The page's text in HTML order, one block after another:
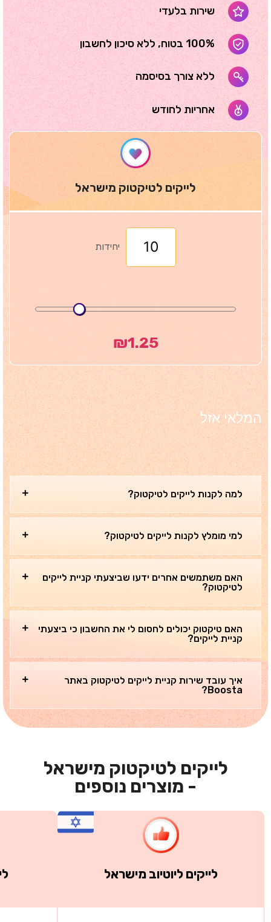
שירות בלעדי
100% בטוח, ללא סיכון לחשבון
ללא צורך בסיסמה
אחריות לחודש
לייקים לטיקטוק מישראל
יחידות
₪1.25
המלאי אזל
למה לקנות לייקים לטיקטוק?
למי מומלץ לקנות לייקים לטיקטוק?
האם משתמשים אחרים ידעו שביצעתי קניית לייקים
לטיקטוק?
האם טיקטוק יכולים לחסום לי את החשבון כי ביצעתי
קניית לייקים?
איך עובד שירות קניית לייקים לטיקטוק באתר
Boosta?
לייקים לטיקטוק מישראל
- מוצרים נוספים
לייקים ליוטיוב מישראל